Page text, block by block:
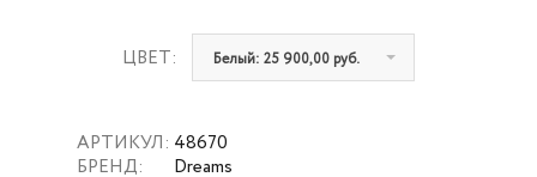
АРТИКУЛ:
БРЕНД:
48670
Dreams
ЦВЕТ: Белый: 25 900,00 руб.